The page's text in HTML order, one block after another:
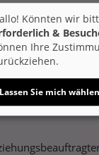
Könnten wir
&
Ihre
Lassen Sie mich wählen